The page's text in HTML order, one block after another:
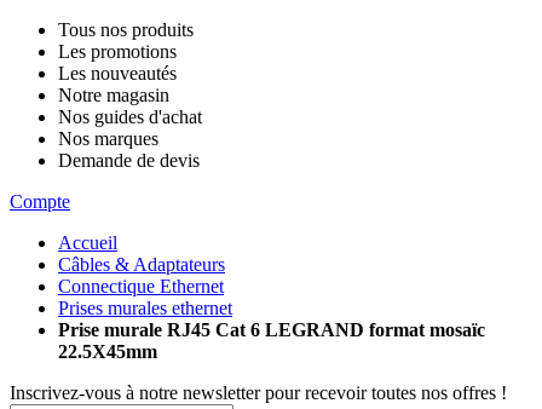
Tous nos produits
Les promotions
Les nouveautés
Notre magasin
Nos guides d'achat
Nos marques
Demande de devis
Compte
Accueil
Câbles & Adaptateurs
Connectique Ethernet
Prises murales ethernet
Prise murale RJ45 Cat 6 LEGRAND format mosaïc
22.5X45mm
Inscrivez-vous à notre newsletter pour recevoir toutes nos offres !